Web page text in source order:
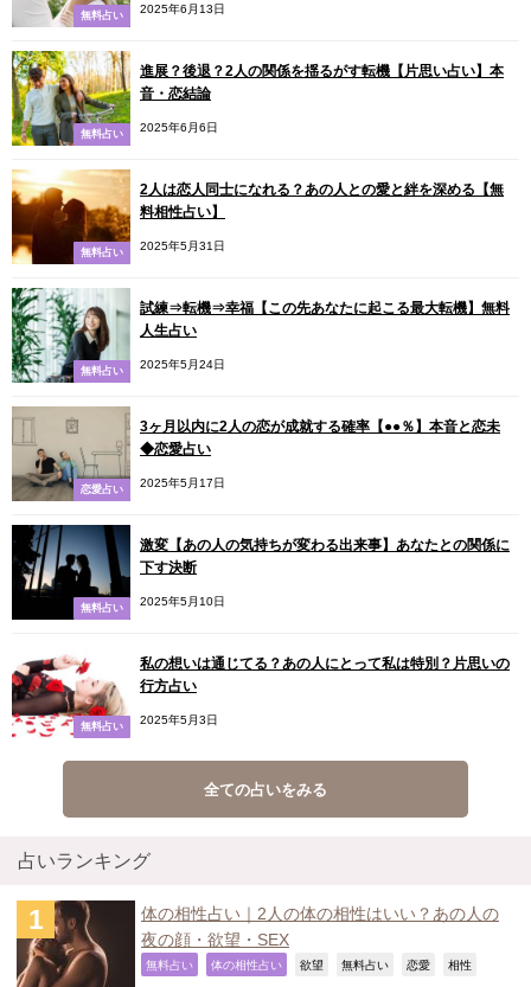
無料占い
2025年6月13日
無料占い
進展？後退？2人の関係を揺るがす転機【片思い占い】本
音・恋結論
2025年6月6日
無料占い
2人は恋人同士になれる？あの人との愛と絆を深める【無
料相性占い】
2025年5月31日
無料占い
試練⇒転機⇒幸福【この先あなたに起こる最大転機】無料
人生占い
2025年5月24日
恋愛占い
3ヶ月以内に2人の恋が成就する確率【●●％】本音と恋未
◆恋愛占い
2025年5月17日
無料占い
激変【あの人の気持ちが変わる出来事】あなたとの関係に
下す決断
2025年5月10日
無料占い
私の想いは通じてる？あの人にとって私は特別？片思いの
行方占い
2025年5月3日
全ての占いをみる
占いランキング
体の相性占い｜2人の体の相性はいい？あの人の
夜の顔・欲望・SEX
無料占い 体の相性占い 欲望 無料占い 恋愛 相性